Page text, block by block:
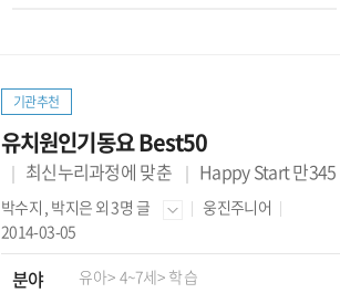
기관추천
유치원인기동요 Best50
최신누리과정에 맞춘 Happy Start 만345
박수지 , 박지은 외 3명 글
웅진주니어
2014-03-05
분야 유아> 4~7세> 학습